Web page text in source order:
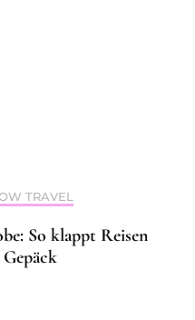
TRAVEL
So klappt Reisen